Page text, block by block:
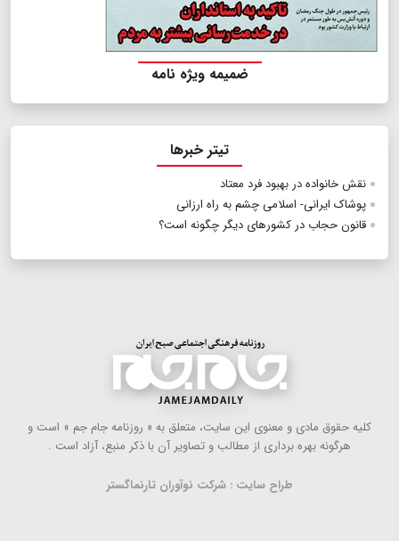
ضمیمه ویژه نامه
تیتر خبرها
نقش خانواده در بهبود فرد معتاد
پوشاک ایرانی- اسلامی چشم به راه ارزانی
قانون حجاب در کشورهای دیگر چگونه است؟
كلیه حقوق مادی و معنوی این سایت، متعلق به « روزنامه جام جم » است و
هرگونه بهره ‌برداری از مطالب و تصاویر آن با ذكر منبع، آزاد است .
طراح سایت : شرکت نوآوران تارنماگستر